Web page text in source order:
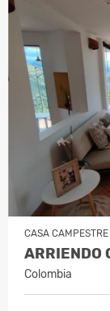
CASA CAMPESTRE
Colombia